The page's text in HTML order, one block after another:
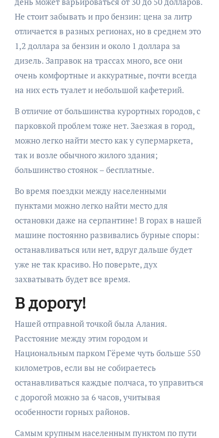
Не стоит забывать и про бензин: цена за литр
отличается в разных регионах, но в среднем это
1,2 доллара за бензин и около 1 доллара за
дизель. Заправок на трассах много, все они
очень комфортные и аккуратные, почти всегда
на них есть туалет и небольшой кафетерий.
В отличие от большинства курортных городов, с
парковкой проблем тоже нет. Заезжая в город,
можно легко найти место как у супермаркета,
так и возле обычного жилого здания;
большинство стоянок – бесплатные.
Во время поездки между населенными
пунктами можно легко найти место для
остановки даже на серпантине! В горах в нашей
машине постоянно развивались бурные споры:
останавливаться или нет, вдруг дальше будет
уже не так красиво. Но поверьте, дух
захватывать будет все время.
В дорогу!
Нашей отправной точкой была Алания.
Расстояние между этим городом и
Национальным парком Гёреме чуть больше 550
километров, если вы не собираетесь
останавливаться каждые полчаса, то управиться
с дорогой можно за 6 часов, учитывая
особенности горных районов.
Самым крупным населенным пунктом по пути